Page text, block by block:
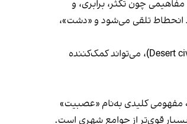
چون تکثر، برابری، و
انحطاط تلقی می‌شود و «دشت»،
برای درک بهتر جنبش طالبان در بازتولید نظم قبیله‌ای در افغانستان، چارچوب نظری ابن‌خلدون درباره «عصبیت» و «تمدن صحرانشین» (Desert civilization)، می‌تواند کمک‌کننده
پایه‌ مفهومی کلیدی به‌نام «عصبیت»
قوی‌تر از جوامع شهری است.